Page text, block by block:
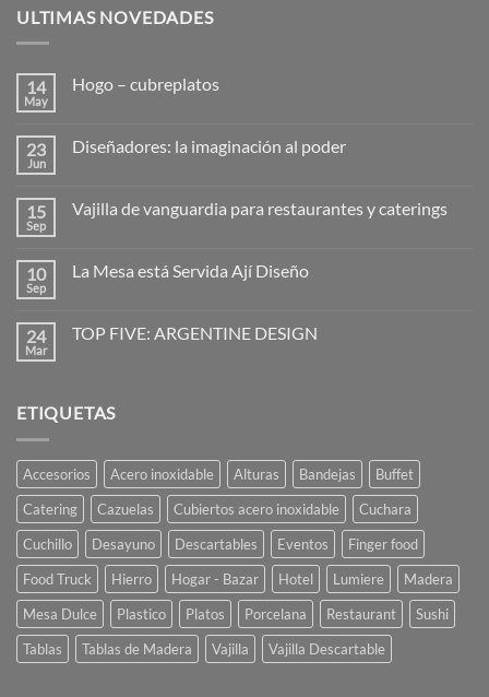
ULTIMAS NOVEDADES
14
May
Hogo – cubreplatos
en
23
Jun
Diseñadores: la imaginación al poder
en
al
poder
15
Sep
Vajilla de vanguardia para restaurantes y caterings
en
para
restaurantes
10
Sep
La Mesa está Servida Ají Diseño
en
Ají
Diseño
24
Mar
TOP FIVE: ARGENTINE DESIGN
TOP
ETIQUETAS
Accesorios Acero inoxidable Alturas Bandejas
Buffet
Catering
Cazuelas Cubiertos acero inoxidable
Cuchara
Cuchillo
Desayuno Descartables Eventos
Finger food
Food Truck
Hierro Hogar - Bazar Hotel Lumiere
Madera
Mesa Dulce
Plastico Platos Porcelana Restaurant
Sushi
Tablas
Tablas de Madera Vajilla Vajilla Descartable